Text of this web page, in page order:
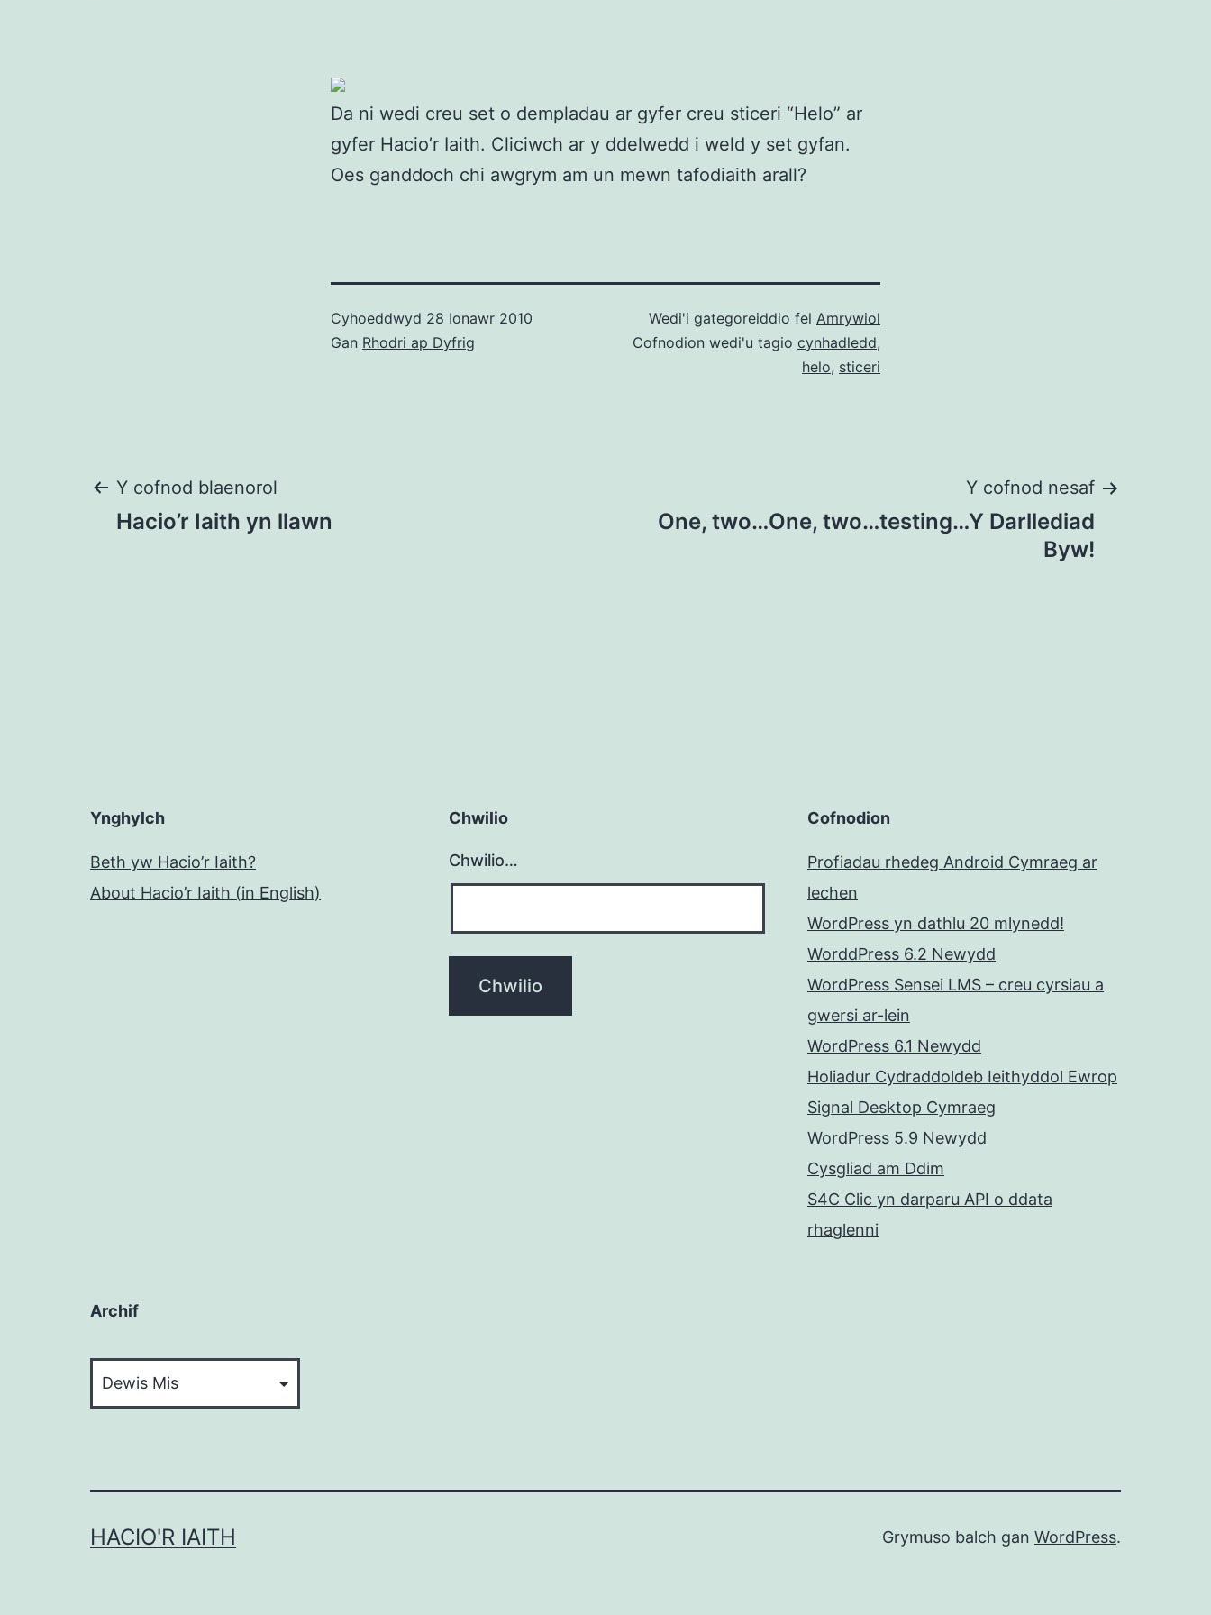
Da ni wedi creu set o dempladau ar gyfer creu sticeri “Helo” ar
gyfer Hacio’r Iaith. Cliciwch ar y ddelwedd i weld y set gyfan.
Oes ganddoch chi awgrym am un mewn tafodiaith arall?
Cyhoeddwyd 28 Ionawr 2010
Gan Rhodri ap Dyfrig
Wedi'i gategoreiddio fel Amrywiol
Cofnodion wedi'u tagio cynhadledd,
helo, sticeri
Llywio
Y cofnod blaenorol
Hacio’r Iaith yn llawn
Y cofnod nesaf
One, two…One, two…testing…Y Darllediad
Byw!
Ynghylch
Beth yw Hacio’r Iaith?
About Hacio’r Iaith (in English)
Chwilio
Chwilio…
Cofnodion
Profiadau rhedeg Android Cymraeg ar
lechen
WordPress yn dathlu 20 mlynedd!
WorddPress 6.2 Newydd
WordPress Sensei LMS – creu cyrsiau a
gwersi ar-lein
WordPress 6.1 Newydd
Holiadur Cydraddoldeb Ieithyddol Ewrop
Signal Desktop Cymraeg
WordPress 5.9 Newydd
Cysgliad am Ddim
S4C Clic yn darparu API o ddata
rhaglenni
Archif
HACIO'R IAITH Grymuso balch gan WordPress.